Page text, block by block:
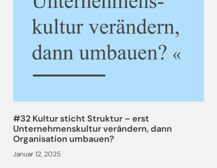
#32 Kultur sticht Struktur – erst
Unternehmenskultur verändern, dann
Organisation umbauen?
Januar 12, 2025